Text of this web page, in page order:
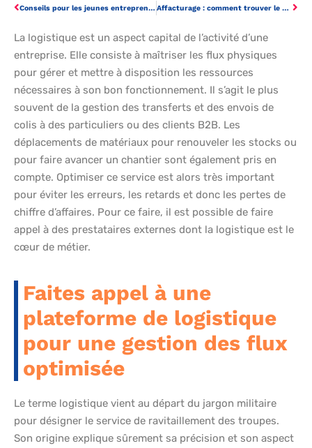
Conseils pour les jeunes entrepreneurs : feuille de route vers le succès commercial Affacturage : comment trouver le meilleur factor ?
La logistique est un aspect capital de l’activité d’une
entreprise. Elle consiste à maîtriser les flux physiques
pour gérer et mettre à disposition les ressources
nécessaires à son bon fonctionnement. Il s’agit le plus
souvent de la gestion des transferts et des envois de
colis à des particuliers ou des clients B2B. Les
déplacements de matériaux pour renouveler les stocks ou
pour faire avancer un chantier sont également pris en
compte. Optimiser ce service est alors très important
pour éviter les erreurs, les retards et donc les pertes de
chiffre d’affaires. Pour ce faire, il est possible de faire
appel à des prestataires externes dont la logistique est le
cœur de métier.
Faites appel à une
plateforme de logistique
pour une gestion des flux
optimisée
Le terme logistique vient au départ du jargon militaire
pour désigner le service de ravitaillement des troupes.
Son origine explique sûrement sa précision et son aspect